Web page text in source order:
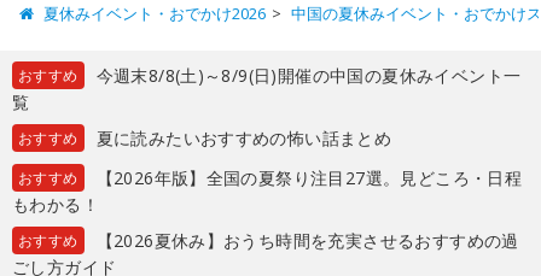
夏休みイベント・おでかけ2026 中国の夏休みイベント・おでかけ
おすすめ
今週末8/8(土)～8/9(日)開催の中国の夏休みイベント一
覧
おすすめ 夏に読みたいおすすめの怖い話まとめ
おすすめ
【2026年版】全国の夏祭り注目27選。見どころ・日程
もわかる！
おすすめ
【2026夏休み】おうち時間を充実させるおすすめの過
ごし方ガイド